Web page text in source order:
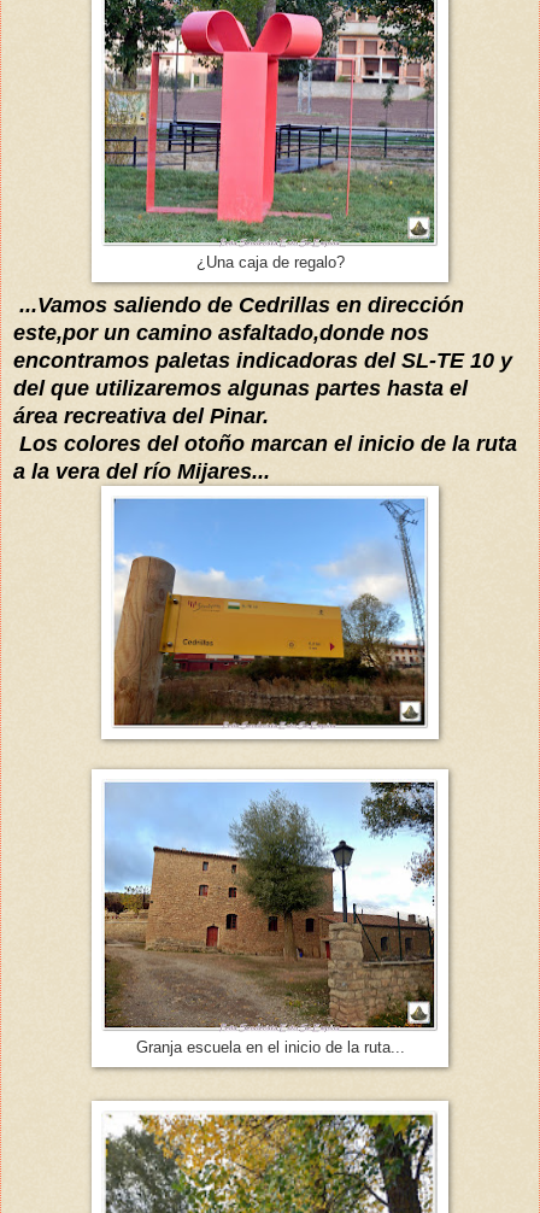
¿Una caja de regalo?
...Vamos saliendo de Cedrillas en dirección
este,por un camino asfaltado,donde nos
encontramos paletas indicadoras del SL-TE 10 y
del que utilizaremos algunas partes hasta el
área recreativa del Pinar.
Los colores del otoño marcan el inicio de la ruta
a la vera del río Mijares...
Granja escuela en el inicio de la ruta...